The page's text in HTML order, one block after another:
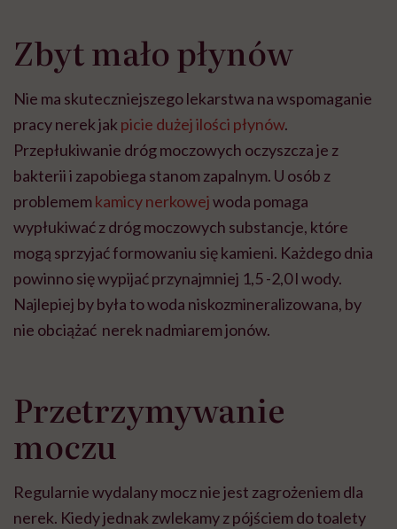
Zbyt mało płynów
Nie ma skuteczniejszego lekarstwa na wspomaganie
pracy nerek jak picie dużej ilości płynów.
Przepłukiwanie dróg moczowych oczyszcza je z
bakterii i zapobiega stanom zapalnym. U osób z
problememkamicy nerkowejwoda pomaga
wypłukiwać z dróg moczowych substancje, które
mogą sprzyjać formowaniu się kamieni. Każdego dnia
powinno się wypijać przynajmniej 1,5 -2,0 l wody.
Najlepiej by była to woda niskozmineralizowana, by
nie obciążać nerek nadmiarem jonów.
Przetrzymywanie
moczu
Regularnie wydalany mocz nie jest zagrożeniem dla
nerek. Kiedy jednak zwlekamy z pójściem do toalety